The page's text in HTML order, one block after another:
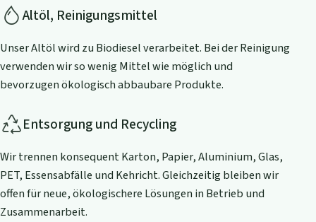
Altöl, Reinigungsmittel
Unser Altöl wird zu Biodiesel verarbeitet. Bei der Reinigung
verwenden wir so wenig Mittel wie möglich und
bevorzugen ökologisch abbaubare Produkte.
Entsorgung und Recycling
Wir trennen konsequent Karton, Papier, Aluminium, Glas,
PET, Essensabfälle und Kehricht. Gleichzeitig bleiben wir
offen für neue, ökologischere Lösungen in Betrieb und
Zusammenarbeit.